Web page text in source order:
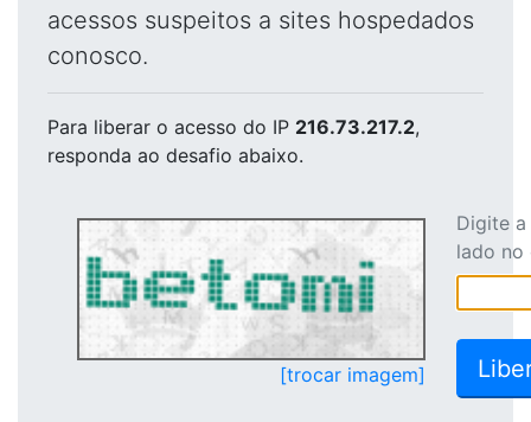
acessos suspeitos a sites hospedados
conosco.
Para liberar o acesso do IP 216.73.217.2,
responda ao desafio abaixo.
[trocar imagem]
Digite
lado no